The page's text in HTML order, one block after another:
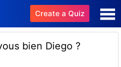
Create a Quiz
bien Diego ?